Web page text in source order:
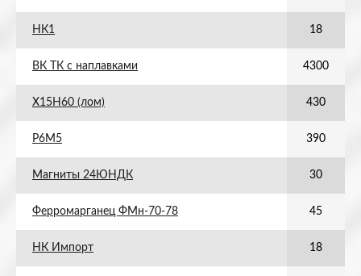
НК1 18
ВК ТК с наплавками 4300
Х15Н60 (лом) 430
Р6М5 390
Магниты 24ЮНДК 30
Ферромарганец ФМн-70-78 45
НК Импорт 18